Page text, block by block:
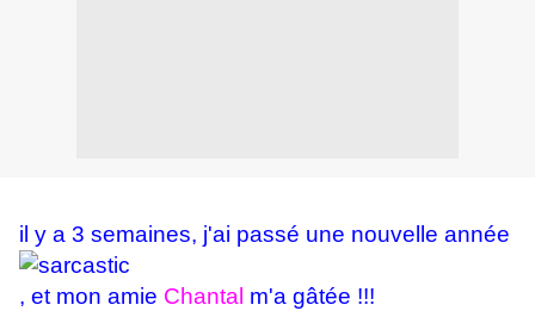
il y a 3 semaines, j'ai passé une nouvelle année
, et mon amie Chantal m'a gâtée !!!